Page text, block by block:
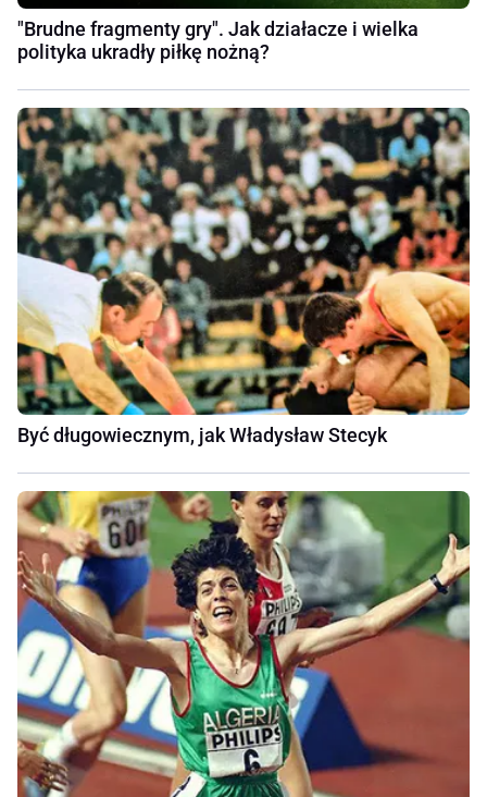
"Brudne fragmenty gry". Jak działacze i wielka
polityka ukradły piłkę nożną?
Być długowiecznym, jak Władysław Stecyk